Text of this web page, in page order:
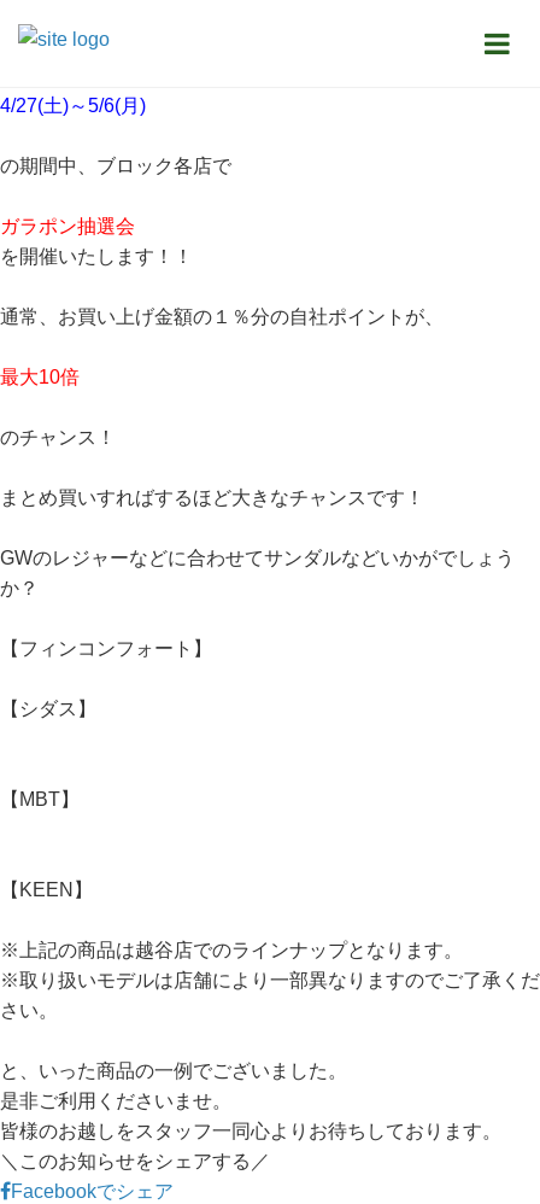
ゴールデンウィークイベントのお知らせ
4/27(土)～5/6(月)
の期間中、ブロック各店で
ガラポン抽選会
を開催いたします！！
通常、お買い上げ金額の１％分の自社ポイントが、
最大10倍
のチャンス！
まとめ買いすればするほど大きなチャンスです！
GWのレジャーなどに合わせてサンダルなどいかがでしょう
か？
【フィンコンフォート】
【シダス】
【MBT】
【KEEN】
※上記の商品は越谷店でのラインナップとなります。
※取り扱いモデルは店舗により一部異なりますのでご了承くだ
さい。
と、いった商品の一例でございました。
是非ご利用くださいませ。
皆様のお越しをスタッフ一同心よりお待ちしております。
＼このお知らせをシェアする／
Facebookでシェア